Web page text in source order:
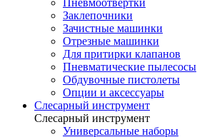
Пневмоотвертки
Заклепочники
Зачистные машинки
Отрезные машинки
Для притирки клапанов
Пневматические пылесосы
Обдувочные пистолеты
Опции и аксессуары
Слесарный инструмент
Слесарный инструмент
Универсальные наборы